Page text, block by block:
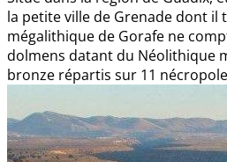
la petite ville de Grenade dont il
mégalithique de Gorafe ne
dolmens datant du Néolithique
bronze répartis sur 11